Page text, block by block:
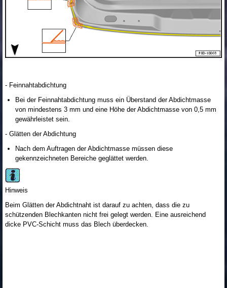
- Feinnahtabdichtung
Bei der Feinnahtabdichtung muss ein Überstand der Abdichtmasse
von mindestens 3 mm und eine Höhe der Abdichtmasse von 0,5 mm
gewährleistet sein.
- Glätten der Abdichtung
Nach dem Auftragen der Abdichtmasse müssen diese
gekennzeichneten Bereiche geglättet werden.
Hinweis
Beim Glätten der Abdichtnaht ist darauf zu achten, dass die zu
schützenden Blechkanten nicht frei gelegt werden. Eine ausreichend
dicke PVC-Schicht muss das Blech überdecken.